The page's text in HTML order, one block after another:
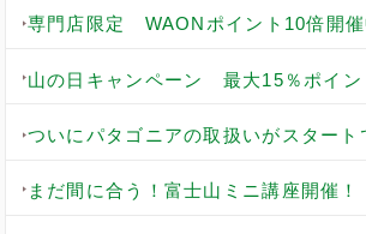
専門店限定 WAONポイント10倍開催
山の日キャンペーン 最大15％ポイン
ついにパタゴニアの取扱いがスタート
まだ間に合う！富士山ミニ講座開催！